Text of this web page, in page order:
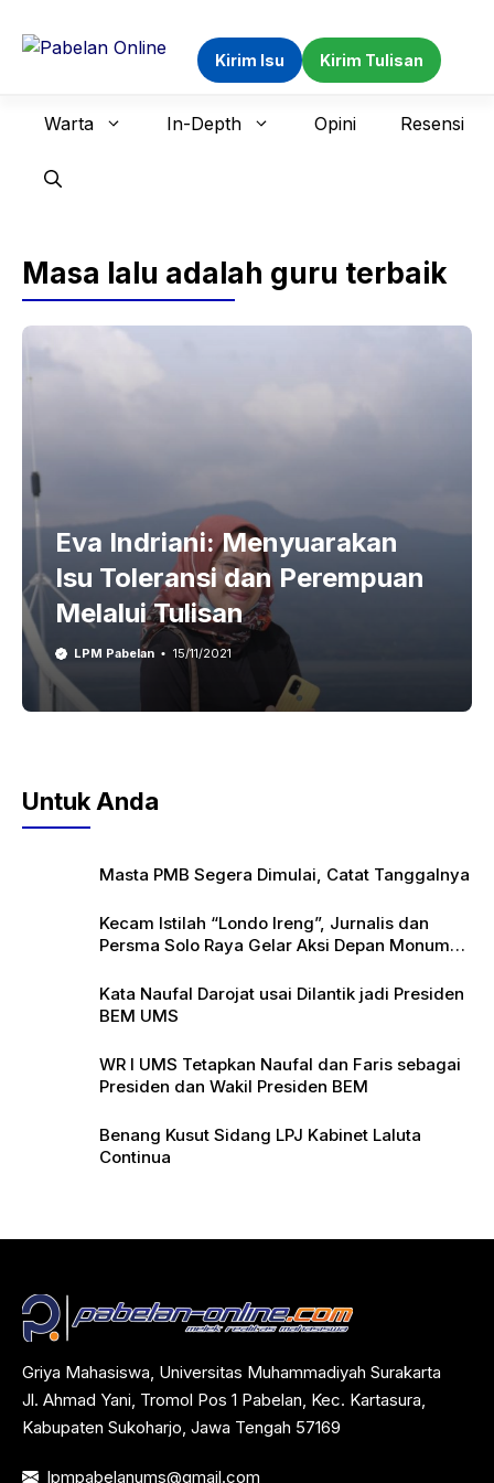
Kirim Isu Kirim Tulisan
Warta In-Depth Opini Resensi
Masa lalu adalah guru terbaik
Eva Indriani: Menyuarakan
Isu Toleransi dan Perempuan
Melalui Tulisan
LPM Pabelan 15/11/2021
Untuk Anda
Masta PMB Segera Dimulai, Catat Tanggalnya
Kecam Istilah “Londo Ireng”, Jurnalis dan
Persma Solo Raya Gelar Aksi Depan Monumen
Kata Naufal Darojat usai Dilantik jadi Presiden
BEM UMS
WR I UMS Tetapkan Naufal dan Faris sebagai
Presiden dan Wakil Presiden BEM
Benang Kusut Sidang LPJ Kabinet Laluta
Continua
Griya Mahasiswa, Universitas Muhammadiyah Surakarta
Jl. Ahmad Yani, Tromol Pos 1 Pabelan, Kec. Kartasura,
Kabupaten Sukoharjo, Jawa Tengah 57169
lpmpabelanums@gmail.com